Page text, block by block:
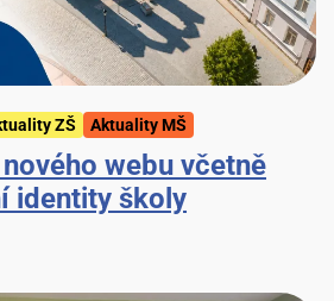
ZŠ Aktuality MŠ
webu včetně
identity školy